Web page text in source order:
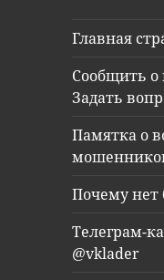
Главная
Сообщить
Задать
Памятка о
Почему нет
Телеграм-
@vklader